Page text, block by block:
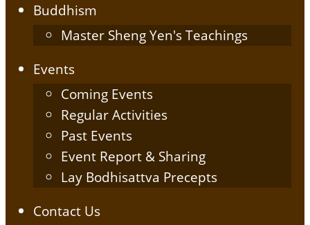
Buddhism
Master Sheng Yen's Teachings
Events
Coming Events
Regular Activities
Past Events
Event Report & Sharing
Lay Bodhisattva Precepts
Contact Us